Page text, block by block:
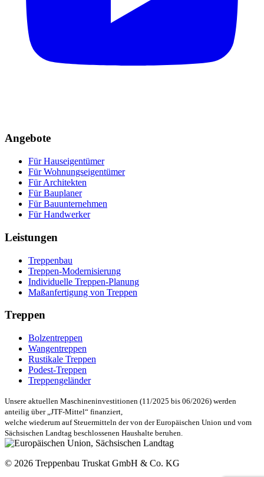
Angebote
Für Hauseigentümer
Für Wohnungseigentümer
Für Architekten
Für Bauplaner
Für Bauunternehmen
Für Handwerker
Leistungen
Treppenbau
Treppen-Modernisierung
Individuelle Treppen-Planung
Maßanfertigung von Treppen
Treppen
Bolzentreppen
Wangentreppen
Rustikale Treppen
Podest-Treppen
Treppengeländer
Unsere aktuellen Maschineninvestitionen (11/2025 bis 06/2026) werden
anteilig über „JTF-Mittel“ finanziert,
welche wiederum auf Steuermitteln der von der Europäischen Union und vom
Sächsischen Landtag beschlossenen Haushalte beruhen.
© 2026 Treppenbau Truskat GmbH & Co. KG